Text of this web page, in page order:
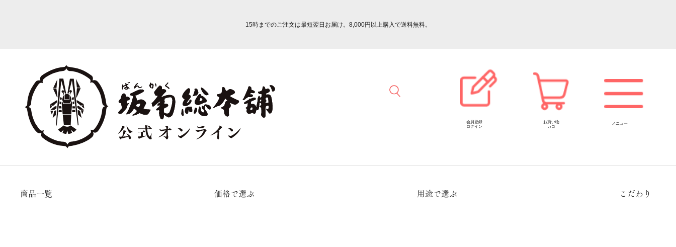
15時までのご注文は最短翌日お届け。8,000円以上購入で送料無料。
会員登録
ログイン
お買い物
カゴ
メニュー
商品一覧 価格で選ぶ 用途で選ぶ こだわり